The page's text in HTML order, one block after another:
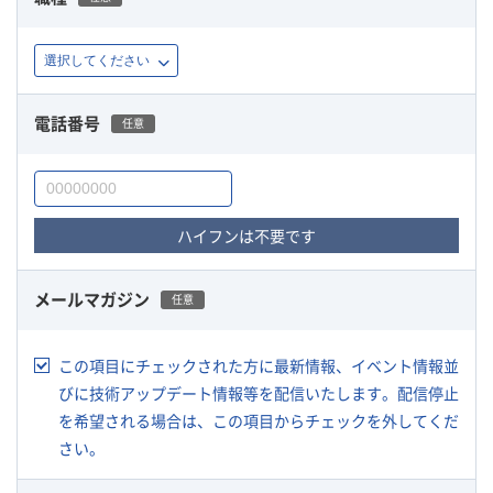
電話番号 任意
ハイフンは不要です
メールマガジン 任意
この項目にチェックされた方に最新情報、イベント情報並
びに技術アップデート情報等を配信いたします。配信停止
を希望される場合は、この項目からチェックを外してくだ
さい。